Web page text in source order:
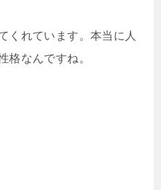
くれています。本当に人
格なんですね。